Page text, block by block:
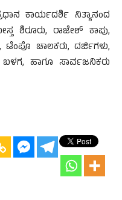
ಕಾರ್ಯದರ್ಶಿ ನಿತ್ಯಾನಂದ
ಶಿರೂರು, ರಾಜೇಶ್ ಕಾಪು,
ಟೆಂಪೊ ಚಾಲಕರು, ದರ್ಜಿಗಳು,
ಹಾಗೂ ಸಾರ್ವಜನಿಕರು